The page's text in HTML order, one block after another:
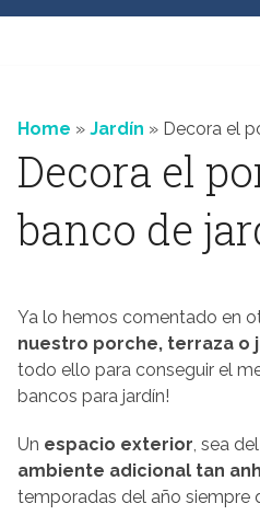
Home » Jardín » Decora el
Decora el
banco de
Ya lo hemos comentado en
nuestro porche, terraza o
todo ello para conseguir el
bancos para jardín!
Un espacio exterior, sea
ambiente adicional tan
temporadas del año siempre